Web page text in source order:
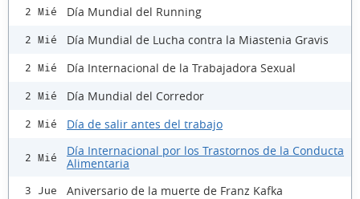
2 Mié Día Mundial del Running
2 Mié Día Mundial de Lucha contra la Miastenia Gravis
2 Mié Día Internacional de la Trabajadora Sexual
2 Mié Día Mundial del Corredor
2 Mié Día de salir antes del trabajo
2 Mié
Día Internacional por los Trastornos de la Conducta
Alimentaria
3 Jue Aniversario de la muerte de Franz Kafka